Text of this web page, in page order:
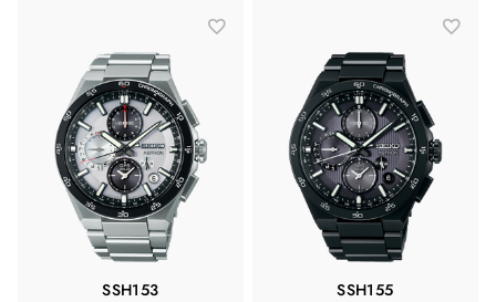
SSH153 SSH155